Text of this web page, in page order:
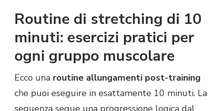
Routine di stretching di 10
minuti: esercizi pratici per
ogni gruppo muscolare
Ecco una routine allungamenti post-training
che puoi eseguire in esattamente 10 minuti. La
sequenza segue una progressione logica dal